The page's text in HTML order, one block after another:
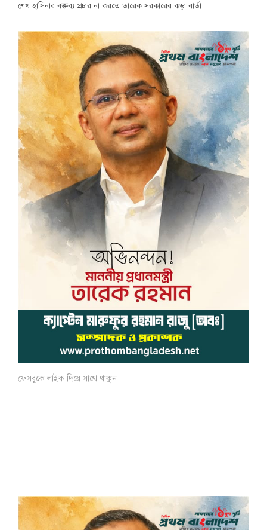
শেখ হাসিনার বক্তব্য প্রচার না করতে তারেক সরকারের কড়া বার্তা
ফেসবুকে লাইক দিয়ে সাথে থাকুন